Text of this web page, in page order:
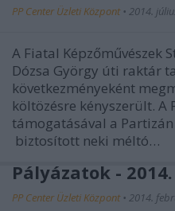
PP Center Üzleti Központ • 2014.
A Fiatal Képzőművészek
Dózsa György úti raktár
következményeként
költözésre kényszerült. A
támogatásával a
biztosított neki méltó…
Pályázatok - 2014.
PP Center Üzleti Központ • 2014.